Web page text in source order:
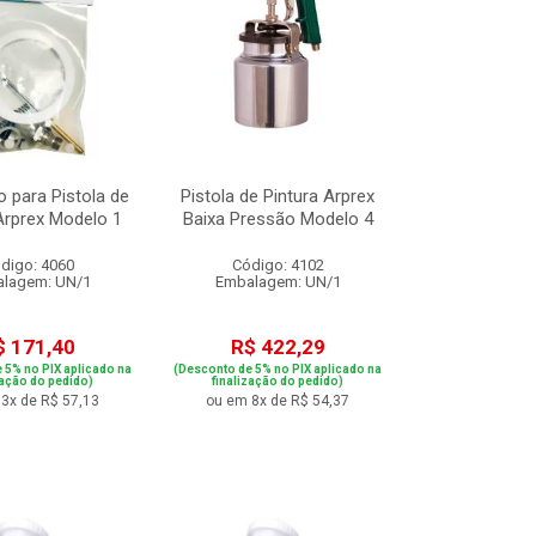
para Pistola de
Modelo 1
4060
UN/1
171,40
no PIX aplicado na
do pedido)
de R$ 57,13
Pistola de Pintura Arprex
Baixa Pressão Modelo 4
Código: 4102
Embalagem: UN/1
R$ 422,29
(Desconto de 5% no PIX aplicado na
finalização do pedido)
ou em 8x de R$ 54,37